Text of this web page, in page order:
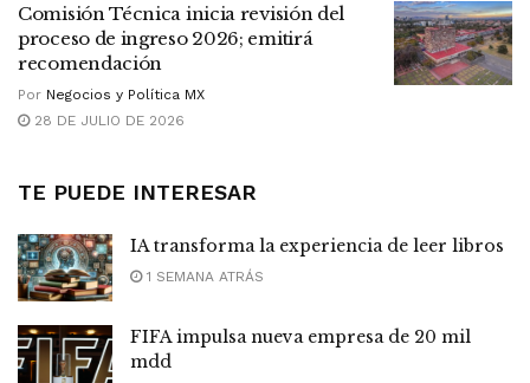
Comisión Técnica inicia revisión del
proceso de ingreso 2026; emitirá
recomendación
Por Negocios y Política MX
28 DE JULIO DE 2026
TE PUEDE INTERESAR
IA transforma la experiencia de leer libros
1 SEMANA ATRÁS
FIFA impulsa nueva empresa de 20 mil
mdd